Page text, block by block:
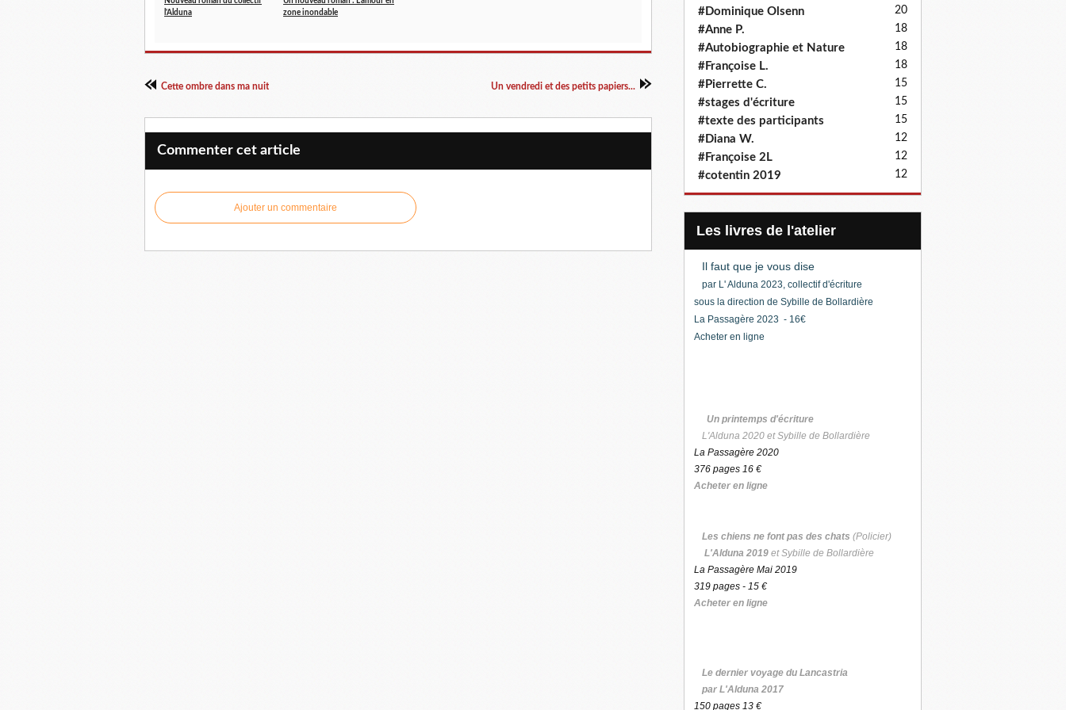
l'Alduna
zone inondable
Cette ombre dans ma nuit Un vendredi et des petits papiers...
Commenter cet article
Ajouter un commentaire
#Dominique Olsenn 20
#Anne P. 18
#Autobiographie et Nature 18
#Françoise L. 18
#Pierrette C. 15
#stages d'écriture 15
#texte des participants 15
#Diana W. 12
#Françoise 2L 12
#cotentin 2019 12
Les livres de l'atelier
Il faut que je vous dise
par L' Alduna 2023, collectif d'écriture
sous la direction de Sybille de Bollardière
La Passagère 2023 - 16€
Acheter en ligne
Un printemps d'écriture
L'Alduna 2020 et Sybille de Bollardière
La Passagère 2020
376 pages 16 €
Acheter en ligne
Les chiens ne font pas des chats (Policier)
L'Alduna 2019 et Sybille de Bollardière
La Passagère Mai 2019
319 pages - 15 €
Acheter en ligne
Le dernier voyage du Lancastria
par L'Alduna 2017
150 pages 13 €